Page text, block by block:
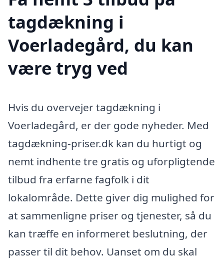
tagdækning i
Voerladegård, du kan
være tryg ved
Hvis du overvejer tagdækning i
Voerladegård, er der gode nyheder. Med
tagdækning-priser.dk kan du hurtigt og
nemt indhente tre gratis og uforpligtende
tilbud fra erfarne fagfolk i dit
lokalområde. Dette giver dig mulighed for
at sammenligne priser og tjenester, så du
kan træffe en informeret beslutning, der
passer til dit behov. Uanset om du skal